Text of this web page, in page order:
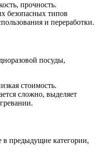
прочность.
безопасных типов
и переработки.
посуды,
стоимость.
сложно, выделяет
предыдущие категории,